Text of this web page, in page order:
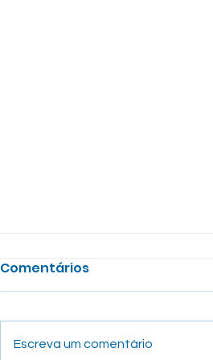
Comentários
Escreva um comentário